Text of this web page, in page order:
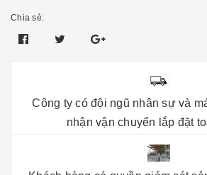
Chia sẻ:
Công ty có đội ngũ nhân sự và
nhận vận chuyển lắp đặt